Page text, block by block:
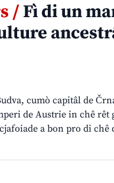
/Fì di un
cumò capitâl de
de Austrie in chê rêt
a bon pro di chê